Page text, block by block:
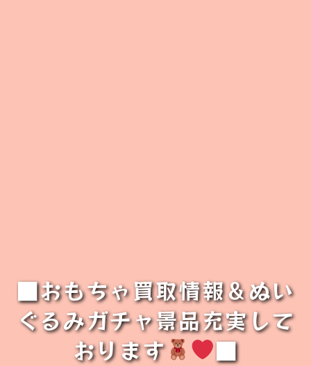
■おもちゃ買取情報＆ぬい
ぐるみガチャ景品充実して
おります
■